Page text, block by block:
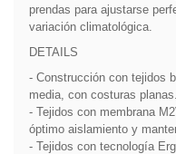
prendas para ajustarse
variación climatológica.
DETAILS
- Construcción con tejidos
media, con costuras
- Tejidos con membrana
óptimo aislamiento y
- Tejidos con tecnología